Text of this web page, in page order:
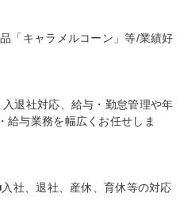
「キャラメルコーン」等/業績好
退社対応、給与・勤怠管理や年
給与業務を幅広くお任せしま
社、退社、産休、育休等の対応